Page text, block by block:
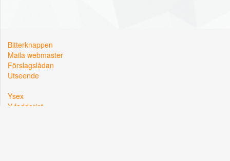
Bitterknappen
Maila webmaster
Förslagslådan
Utseende
Ysex
Y-fadderiet